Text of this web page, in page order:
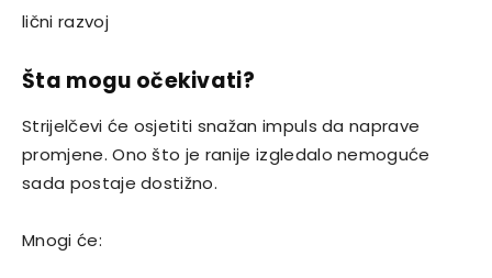
lični razvoj
Šta mogu očekivati?
Strijelčevi će osjetiti snažan impuls da naprave
promjene. Ono što je ranije izgledalo nemoguće
sada postaje dostižno.
Mnogi će: